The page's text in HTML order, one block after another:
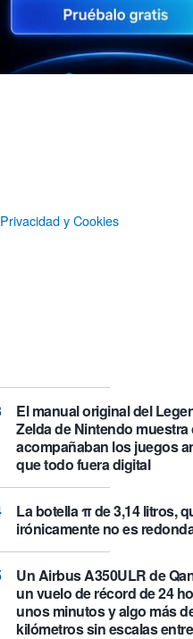
que revela todo lo que un
El manual original del
Zelda de Nintendo muestra
acompañaban los juegos
que todo fuera digital
La botella π de 3,14 litros,
irónicamente no es
Un Airbus A350ULR de
un vuelo de récord de 24
unos minutos y algo más
kilómetros sin escalas entre
Privacidad y Cookies